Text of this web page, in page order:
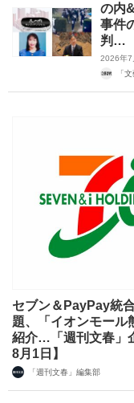
の内
事件
判…
2026年7
「
セブン＆PayPay統
題、「イオンモール
紹介…「週刊文春」
8月1日】
「週刊文春」編集部